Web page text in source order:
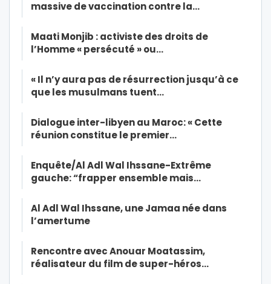
massive de vaccination contre la…
Maati Monjib : activiste des droits de
l’Homme « persécuté » ou…
« Il n’y aura pas de résurrection jusqu’à ce
que les musulmans tuent…
Dialogue inter-libyen au Maroc: « Cette
réunion constitue le premier…
Enquête/Al Adl Wal Ihssane-Extrême
gauche: “frapper ensemble mais…
Al Adl Wal Ihssane, une Jamaa née dans
l’amertume
Rencontre avec Anouar Moatassim,
réalisateur du film de super-héros…